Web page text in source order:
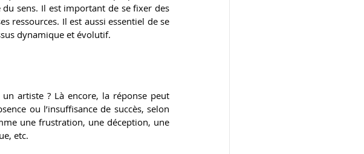
sens. Il est important de se fixer des
ressources. Il est aussi essentiel de se
dynamique et évolutif.
un artiste ? Là encore, la réponse peut
ou l’insuffisance de succès, selon
une frustration, une déception, une
etc.